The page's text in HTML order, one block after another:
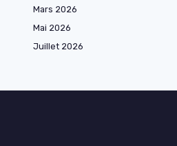
Mars 2026
Mai 2026
Juillet 2026